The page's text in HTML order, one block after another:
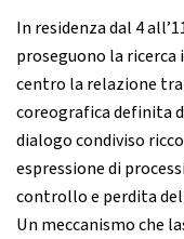
In residenza dal 4
proseguono la
centro la relazione
coreografica definita
dialogo condiviso
espressione di
controllo e perdita
Un meccanismo che